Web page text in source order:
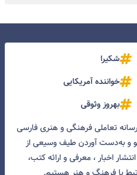
شکیرا
خواننده آمریکایی
بهروز وثوقی
تعاملی فرهنگی و هنری فارسی
و به‌دست آوردن طیف وسیعی از
اخبار ، معرفی و ارائه کتب،